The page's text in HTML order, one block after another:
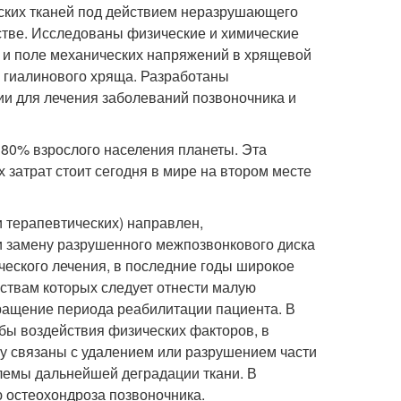
тканей под действием неразрушающего
Исследованы физические и химические
поле механических напряжений в хрящевой
хряща. Разработаны
лечения заболеваний позвоночника и
взрослого населения планеты. Эта
стоит сегодня в мире на втором месте
направлен,
разрушенного межпозвонкового диска
лечения, в последние годы широкое
которых следует отнести малую
периода реабилитации пациента. В
воздействия физических факторов, в
с удалением или разрушением части
дальнейшей деградации ткани. В
позвоночника.